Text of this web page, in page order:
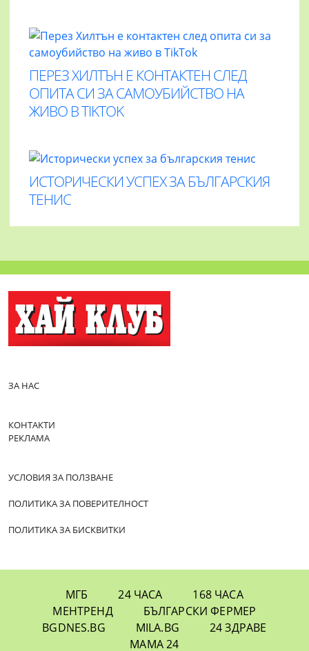
ПЕРЕЗ ХИЛТЪН Е КОНТАКТЕН СЛЕД
ОПИТА СИ ЗА САМОУБИЙСТВО НА
ЖИВО В TIKTOK
ИСТОРИЧЕСКИ УСПЕХ ЗА БЪЛГАРСКИЯ
ТЕНИС
ЗА НАС
КОНТАКТИ
РЕКЛАМА
УСЛОВИЯ ЗА ПОЛЗВАНЕ
ПОЛИТИКА ЗА ПОВЕРИТЕЛНОСТ
ПОЛИТИКА ЗА БИСКВИТКИ
МГБ 24 ЧАСА
168 ЧАСА
МЕНТРЕНД
БЪЛГАРСКИ ФЕРМЕР
BGDNES.BG
MILA.BG
24 ЗДРАВЕ
МАМА 24